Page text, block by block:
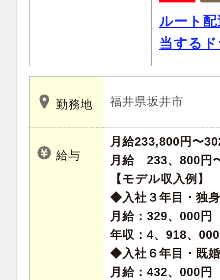
ルート
当する
勤務地 福井県坂井市
給与
月給233,800円〜
月給 233、800円
【モデル収入例】
◆入社３年目・独身
月給：329、000円
年収：4、918、
◆入社６年目・既
月給：432、000円